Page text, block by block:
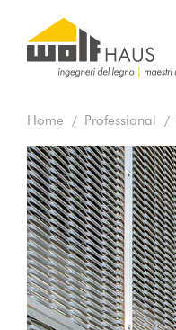
Home Professional